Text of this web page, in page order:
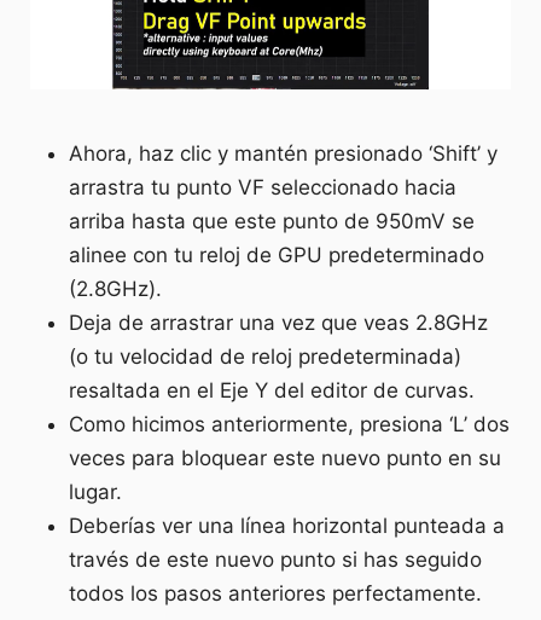
Ahora, haz clic y mantén presionado ‘Shift’ y
arrastra tu punto VF seleccionado hacia
arriba hasta que este punto de 950mV se
alinee con tu reloj de GPU predeterminado
(2.8GHz).
Deja de arrastrar una vez que veas 2.8GHz
(o tu velocidad de reloj predeterminada)
resaltada en el Eje Y del editor de curvas.
Como hicimos anteriormente, presiona ‘L’ dos
veces para bloquear este nuevo punto en su
lugar.
Deberías ver una línea horizontal punteada a
través de este nuevo punto si has seguido
todos los pasos anteriores perfectamente.